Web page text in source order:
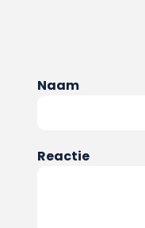
Naam
Reactie